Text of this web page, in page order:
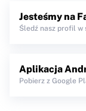
Jesteśmy na
Śledź nasz profil w
Aplikacja
Pobierz z Google